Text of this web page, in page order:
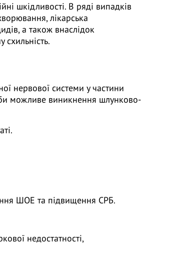
шкідливості. В ряді випадків
лікарська
а також внаслідок
схильність.
нервової системи у частини
можливе виникнення шлунково-
ШОЕ та підвищення СРБ.
недостатності,